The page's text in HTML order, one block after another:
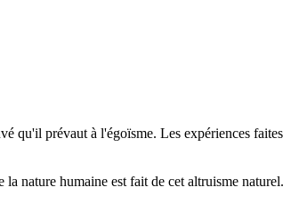
qu'il prévaut à l'égoïsme. Les expériences faites
nature humaine est fait de cet altruisme naturel.